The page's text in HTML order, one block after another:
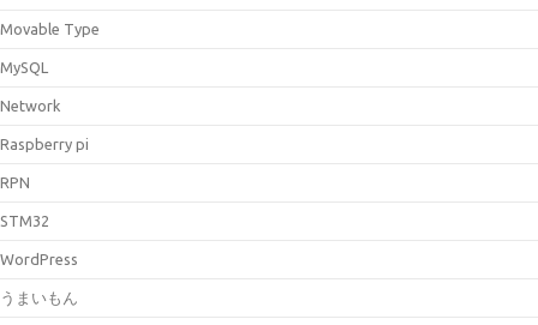
Movable Type
MySQL
Network
Raspberry pi
RPN
STM32
WordPress
うまいもん